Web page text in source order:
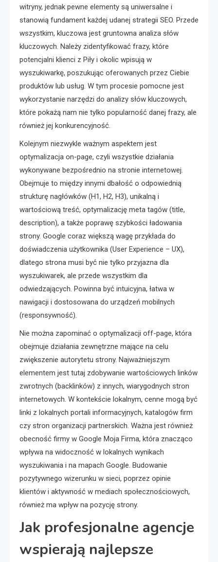
witryny, jednak pewne elementy są uniwersalne i
stanowią fundament każdej udanej strategii SEO. Przede
wszystkim, kluczowa jest gruntowna analiza słów
kluczowych. Należy zidentyfikować frazy, które
potencjalni klienci z Piły i okolic wpisują w
wyszukiwarkę, poszukując oferowanych przez Ciebie
produktów lub usług. W tym procesie pomocne jest
wykorzystanie narzędzi do analizy słów kluczowych,
które pokażą nam nie tylko popularność danej frazy, ale
również jej konkurencyjność.
Kolejnym niezwykle ważnym aspektem jest
optymalizacja on-page, czyli wszystkie działania
wykonywane bezpośrednio na stronie internetowej.
Obejmuje to między innymi dbałość o odpowiednią
strukturę nagłówków (H1, H2, H3), unikalną i
wartościową treść, optymalizację meta tagów (title,
description), a także poprawę szybkości ładowania
strony. Google coraz większą wagę przykłada do
doświadczenia użytkownika (User Experience – UX),
dlatego strona musi być nie tylko przyjazna dla
wyszukiwarek, ale przede wszystkim dla
odwiedzających. Powinna być intuicyjna, łatwa w
nawigacji i dostosowana do urządzeń mobilnych
(responsywność).
Nie można zapominać o optymalizacji off-page, która
obejmuje działania zewnętrzne mające na celu
zwiększenie autorytetu strony. Najważniejszym
elementem jest tutaj zdobywanie wartościowych linków
zwrotnych (backlinków) z innych, wiarygodnych stron
internetowych. W kontekście lokalnym, cenne mogą być
linki z lokalnych portali informacyjnych, katalogów firm
czy stron organizacji partnerskich. Ważna jest również
obecność firmy w Google Moja Firma, która znacząco
wpływa na widoczność w lokalnych wynikach
wyszukiwania i na mapach Google. Budowanie
pozytywnego wizerunku w sieci, poprzez opinie
klientów i aktywność w mediach społecznościowych,
również ma wpływ na pozycję strony.
Jak profesjonalne agencje
wspierają najlepsze